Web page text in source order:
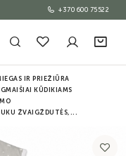
+370 600 75522
IR PRIEŽIŪRA
KŪDIKIAMS
ŽVAIGŽDUTĖS,...